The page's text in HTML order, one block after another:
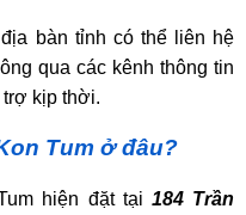
bàn tỉnh có thể liên hệ
qua các kênh thông tin
kịp thời.
Tum ở đâu?
hiện đặt tại 184 Trần